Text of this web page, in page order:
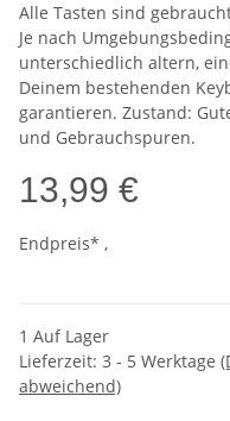
Alle Tasten sind
Je nach
unterschiedlich altern,
Deinem bestehenden
garantieren. Zustand:
und Gebrauchspuren.
13,99 €
Endpreis* ,
1 Auf Lager
Lieferzeit: 3 - 5 Werktage
abweichend)